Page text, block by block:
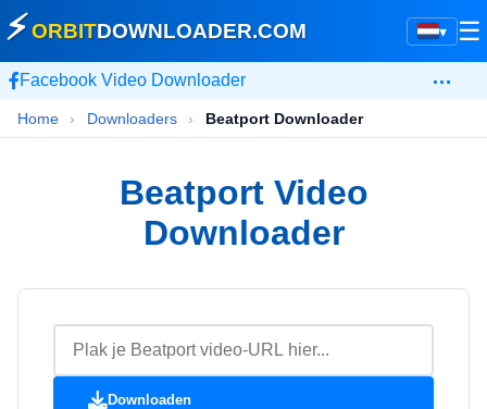
▾
⚡ORBITDOWNLOADER.COM ☰
Facebook Video Downloader …
Home › Downloaders › Beatport Downloader
Beatport Video
Downloader
Downloaden